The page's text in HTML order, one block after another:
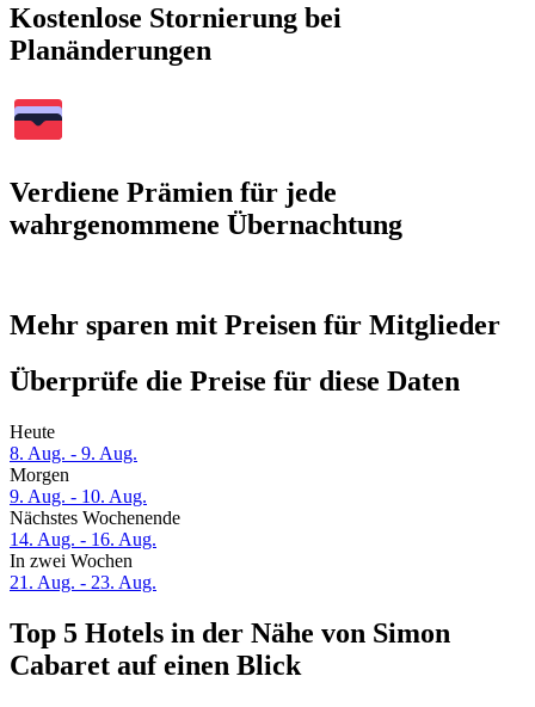
Kostenlose Stornierung bei
Planänderungen
Verdiene Prämien für jede
wahrgenommene Übernachtung
Mehr sparen mit Preisen für Mitglieder
Überprüfe die Preise für diese Daten
Heute
8. Aug. - 9. Aug.
Morgen
9. Aug. - 10. Aug.
Nächstes Wochenende
14. Aug. - 16. Aug.
In zwei Wochen
21. Aug. - 23. Aug.
Top 5 Hotels in der Nähe von Simon
Cabaret auf einen Blick